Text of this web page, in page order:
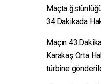
Maçta
34.Dakikada
Maçın
Karakaş Orta
türbine